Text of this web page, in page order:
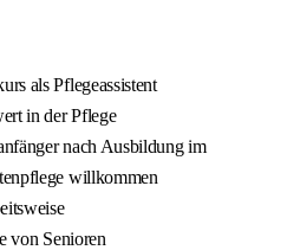
als Pflegeassistent
in der Pflege
nach Ausbildung im
willkommen
von Senioren